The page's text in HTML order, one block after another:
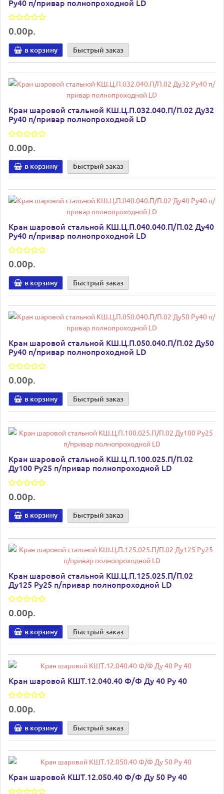
Ру40 п/привар полнопроходной LD
0.00р.
в корзину Быстрый заказ
Кран шаровой стальной КШ.Ц.П.032.040.П/П.02 Ду32
Ру40 п/привар полнопроходной LD
0.00р.
в корзину Быстрый заказ
Кран шаровой стальной КШ.Ц.П.040.040.П/П.02 Ду40
Ру40 п/привар полнопроходной LD
0.00р.
в корзину Быстрый заказ
Кран шаровой стальной КШ.Ц.П.050.040.П/П.02 Ду50
Ру40 п/привар полнопроходной LD
0.00р.
в корзину Быстрый заказ
Кран шаровой стальной КШ.Ц.П.100.025.П/П.02
Ду100 Ру25 п/привар полнопроходной LD
0.00р.
в корзину Быстрый заказ
Кран шаровой стальной КШ.Ц.П.125.025.П/П.02
Ду125 Ру25 п/привар полнопроходной LD
0.00р.
в корзину Быстрый заказ
Кран шаровой КШТ.12.040.40 Ф/Ф Ду 40 Ру 40
0.00р.
в корзину Быстрый заказ
Кран шаровой КШТ.12.050.40 Ф/Ф Ду 50 Ру 40